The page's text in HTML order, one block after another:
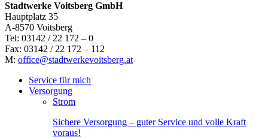
Stadtwerke Voitsberg GmbH
Hauptplatz 35
A-8570 Voitsberg
Tel: 03142 / 22 172 – 0
Fax: 03142 / 22 172 – 112
M: office@stadtwerkevoitsberg.at
Service für mich
Versorgung
Strom
Sichere Versorgung – guter Service und volle Kraft
voraus!